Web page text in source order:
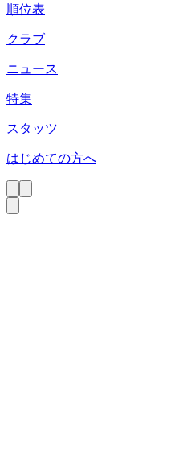
順位表
クラブ
ニュース
特集
スタッツ
はじめての方へ